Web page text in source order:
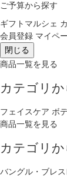
ご予算から探す
ギフトマルシェ
会員登録 マイペ
閉じる
商品一覧を見る
カテゴリ
フェイスケア ボ
商品一覧を見る
カテゴリ
バングル・ブレス